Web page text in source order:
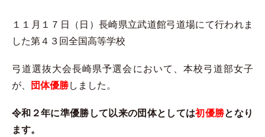
１１月１７日（日）長崎県立武道館弓道場にて行われま
した第４３回全国高等学校
弓道選抜大会長崎県予選会において、本校弓道部女子
が、
団体優勝しました。
令和２年に準優勝して以来の団体としては初優勝となり
ます。